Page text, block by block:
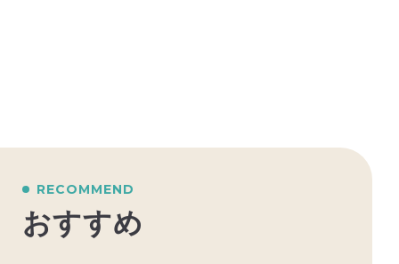
商品代金以外に別途送料がかかります。
お届け地域により送料が異なります。
発送から1～2日程度で到着し、土日祝の配送
RECOMMEND
おすすめ